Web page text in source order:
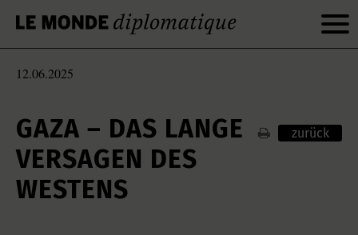
12.06.2025
GAZA – DAS LANGE
VERSAGEN DES
WESTENS
zurück